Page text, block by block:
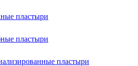
пластыри
пластыри
пластыри